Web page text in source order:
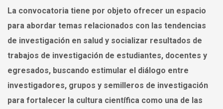
La convocatoria tiene por objeto ofrecer un espacio
para abordar temas relacionados con las tendencias
de investigación en salud y socializar resultados de
trabajos de investigación de estudiantes, docentes y
egresados, buscando estimular el diálogo entre
investigadores, grupos y semilleros de investigación
para fortalecer la cultura científica como una de las